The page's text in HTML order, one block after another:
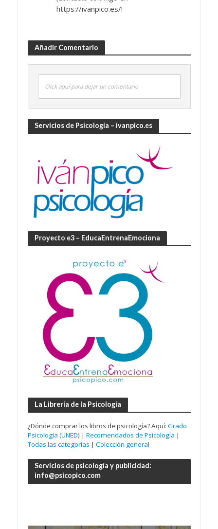
https://ivanpico.es/!
Añadir Comentario
Click aquí para dejar un comentario
Servicios de Psicología – ivanpico.es
Proyecto e3 – EducaEntrenaEmociona
La Librería de la Psicología
¿Dónde comprar los libros de psicología? Aquí: Grado
Psicología (UNED) | Recomendados de Psicología |
Todas las categorías | Colección general
Servicios de psicología y publicidad:
info@psicopico.com